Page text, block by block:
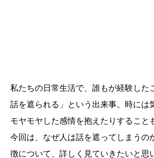
私たちの日常生活で、誰もが経験した
話を遮られる」という出来事。時には
モヤモヤした感情を抱えたりすること
今回は、なぜ人は話を遮ってしまうの
徴について、詳しく見ていきたいと思